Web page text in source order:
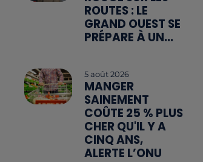
ROUTES : LE
GRAND OUEST SE
PRÉPARE À UN...
5 août 2026
MANGER
SAINEMENT
COÛTE 25 % PLUS
CHER QU'IL Y A
CINQ ANS,
ALERTE L’ONU